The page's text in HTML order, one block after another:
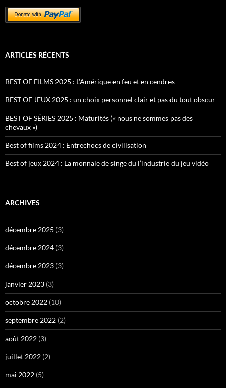
ARTICLES RÉCENTS
BEST OF FILMS 2025 : L’Amérique en feu et en cendres
BEST OF JEUX 2025 : un choix personnel clair et pas du tout obscur
BEST OF SÉRIES 2025 : Maturités (« nous ne sommes pas des
chevaux »)
Best of films 2024 : Entrechocs de civilisation
Best of jeux 2024 : La monnaie de singe du l’industrie du jeu vidéo
ARCHIVES
décembre 2025 (3)
décembre 2024 (3)
décembre 2023 (3)
janvier 2023 (3)
octobre 2022 (10)
septembre 2022 (2)
août 2022 (3)
juillet 2022 (2)
mai 2022 (5)